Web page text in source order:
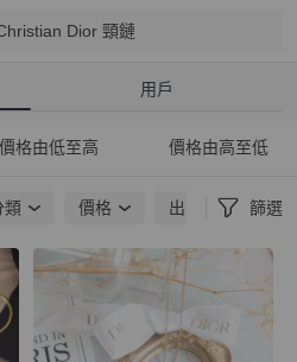
Dior 頸鏈
用戶
價格由低至高 價格由高至低
類 價格 出貨地點 篩選